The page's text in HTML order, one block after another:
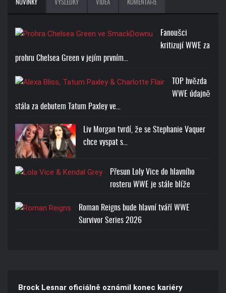
NOVINKY VÝSLEDKY VIDEA KOMENTÁŘE
Fanoušci
kritizují WWE za
prohru Chelsea Green v jejím prvním…
TOP hvězda
WWE údajně
stála za debutem Tatum Paxley ve…
Liv Morgan tvrdí, že se Stephanie Vaquer
chce vyspat s…
Přesun Loly Vice do hlavního
rosteru WWE je stále blíže
Roman Reigns bude hlavní tváří WWE
Survivor Series 2026
Brock Lesnar oficiálně oznámil konec kariéry